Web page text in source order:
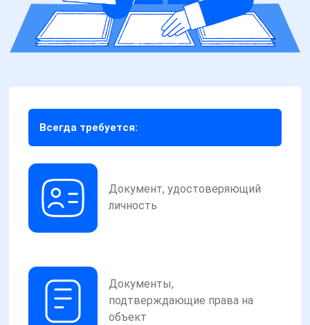
Всегда требуется:
Документ, удостоверяющий
личность
Документы,
подтверждающие права на
объект